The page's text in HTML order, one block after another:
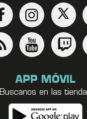
APP MÓVIL
Buscanos en las